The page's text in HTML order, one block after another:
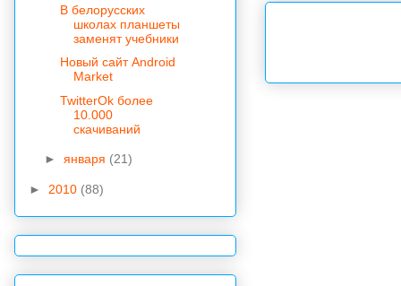
В белорусских
школах планшеты
заменят учебники
Новый сайт Android
Market
TwitterOk более
10.000
скачиваний
► января (21)
► 2010 (88)